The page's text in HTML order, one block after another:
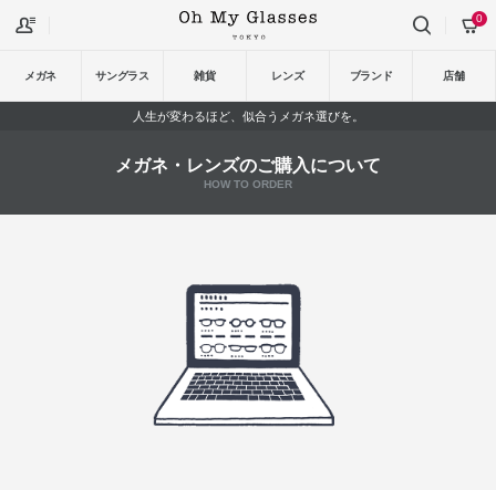
メガネ サングラス 雑貨 レンズ ブランド 店舗
0
人生が変わるほど、似合うメガネ選びを。
メガネ・レンズのご購入について
HOW TO ORDER